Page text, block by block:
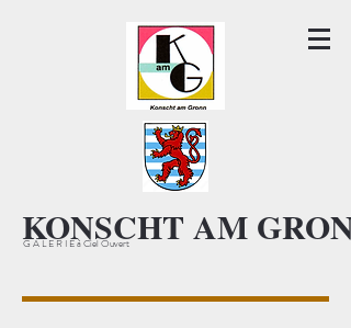
KONSCHT AM
G A L E R I E à Ciel Ouvert